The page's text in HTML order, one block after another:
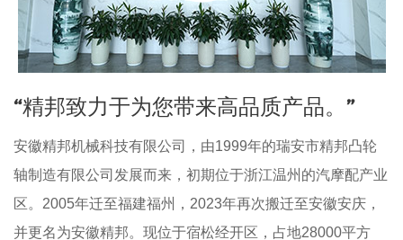
“精邦致力于为您带来高品质产品。”
安徽精邦机械科技有限公司，由1999年的瑞安市精邦凸轮
轴制造有限公司发展而来，初期位于浙江温州的汽摩配产业
区。2005年迁至福建福州，2023年再次搬迁至安徽安庆，
并更名为安徽精邦。现位于宿松经开区，占地28000平方